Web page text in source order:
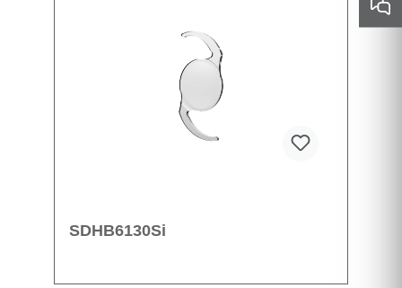
SDHB6130Si